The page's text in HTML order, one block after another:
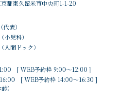
都東久留米市中央町1-1-20
（代表）
（小児科）
（人間ドック）
[ WEB予約枠 9:00～12:00 ]
[ WEB予約枠 14:00～16:30 ]
）